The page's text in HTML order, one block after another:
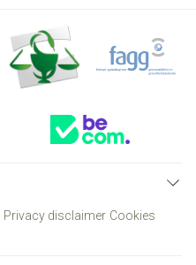
Privacy disclaimer Cookies